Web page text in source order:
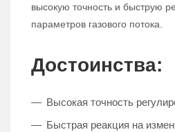
высокую точность и быструю
параметров газового потока.
Достоинства:
Высокая точность
Быстрая реакция на